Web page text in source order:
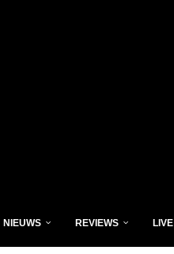
NIEUWS REVIEWS LIVE